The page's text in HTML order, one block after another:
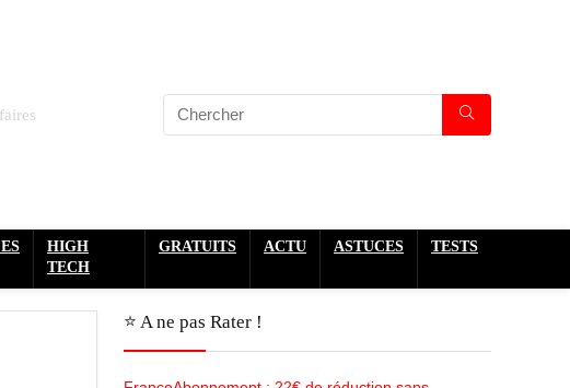
HIGH
TECH
GRATUITS ACTU ASTUCES TESTS
⭐️ A ne pas Rater !